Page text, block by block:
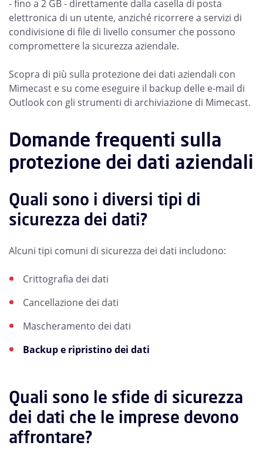
- fino a 2 GB - direttamente dalla casella di posta
elettronica di un utente, anziché ricorrere a servizi di
condivisione di file di livello consumer che possono
compromettere la sicurezza aziendale.
Scopra di più sulla protezione dei dati aziendali con
Mimecast e su come eseguire il backup delle e-mail di
Outlook con gli strumenti di archiviazione di Mimecast.
Domande frequenti sulla
protezione dei dati aziendali
Quali sono i diversi tipi di
sicurezza dei dati?
Alcuni tipi comuni di sicurezza dei dati includono:
Crittografia dei dati
Cancellazione dei dati
Mascheramento dei dati
Backup e ripristino dei dati
Quali sono le sfide di sicurezza
dei dati che le imprese devono
affrontare?